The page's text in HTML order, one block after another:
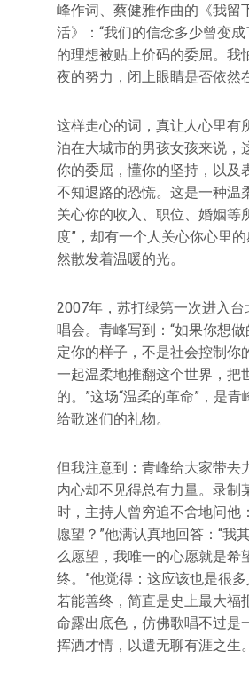
峰作词、蔡健雅作曲的《我留
活》：“我们的信念多少曾变
的理想被贴上价码的委屈。我
夜的努力，闭上眼睛是否依然
这样走心的词，真让人心里有
泊在大城市的男孩女孩来说，
你的委屈，懂你的坚持，以及
不知退路的恐慌。这是一种温
关心你的收入、职位、婚姻等
度”，却有一个人关心你心里
然散发着温暖的光。
2007年，苏打绿第一次进入
唱会。青峰写到：“如果你想
定你的样子，不是社会控制你
一起温柔地推翻这个世界，把
的。”这场“温柔的革命”，是青
给歌迷们的礼物。
但我注意到：青峰给大家带去
内心却不见得总有力量。录制
时，主持人曾穷追不舍地问他
愿望？”他满认真地回答：“我
么愿望，我唯一的心愿就是希
终。”他觉得：这应该也是很多
若能善终，简直是史上最大福
命露出底色，仿佛歌唱不过是
挥洒才情，以遣无聊有涯之生。